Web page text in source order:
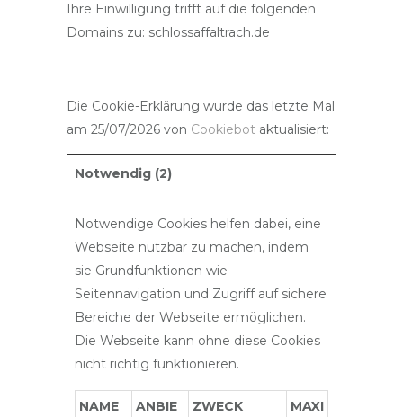
Ihre Einwilligung trifft auf die folgenden
Domains zu: schlossaffaltrach.de
Die Cookie-Erklärung wurde das letzte Mal
am 25/07/2026 von Cookiebot aktualisiert:
Notwendig (2)
Notwendige Cookies helfen dabei, eine
Webseite nutzbar zu machen, indem
sie Grundfunktionen wie
Seitennavigation und Zugriff auf sichere
Bereiche der Webseite ermöglichen.
Die Webseite kann ohne diese Cookies
nicht richtig funktionieren.
NAME
ANBIE
ZWECK
MAXI